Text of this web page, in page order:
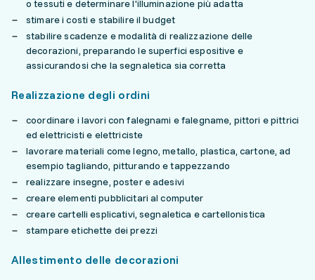
o tessuti e determinare l'illuminazione più adatta
stimare i costi e stabilire il budget
stabilire scadenze e modalità di realizzazione delle
decorazioni, preparando le superfici espositive e
assicurandosi che la segnaletica sia corretta
Realizzazione degli ordini
coordinare i lavori con falegnami e falegname, pittori e pittrici
ed elettricisti e elettriciste
lavorare materiali come legno, metallo, plastica, cartone, ad
esempio tagliando, pitturando e tappezzando
realizzare insegne, poster e adesivi
creare elementi pubblicitari al computer
creare cartelli esplicativi, segnaletica e cartellonistica
stampare etichette dei prezzi
Allestimento delle decorazioni